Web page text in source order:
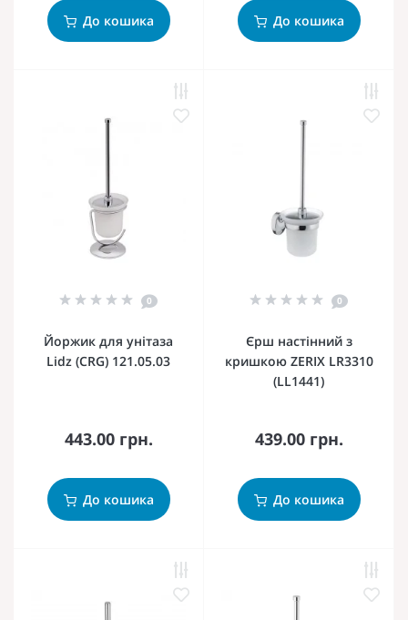
До кошика До кошика
0
Йоржик для унітаза
Lidz (CRG) 121.05.03
443.00 грн.
До кошика
0
Єрш настінний з
кришкою ZERIX LR3310
(LL1441)
439.00 грн.
До кошика